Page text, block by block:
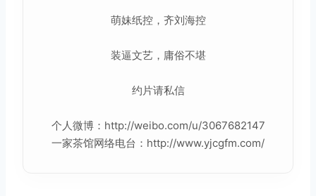
萌妹纸控，齐刘海控
装逼文艺，庸俗不堪
约片请私信
个人微博：http://weibo.com/u/3067682147
一家茶馆网络电台：http://www.yjcgfm.com/